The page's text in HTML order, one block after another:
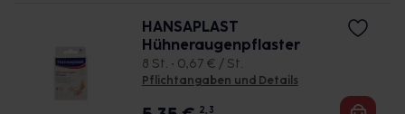
HANSAPLAST
Hühneraugenpflaster
8 St. • 0,67 € / St.
Pflichtangaben und Details
2, 3